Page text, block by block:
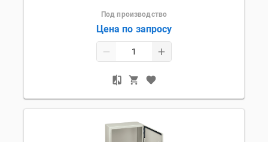
Под производство
Цена по запросу